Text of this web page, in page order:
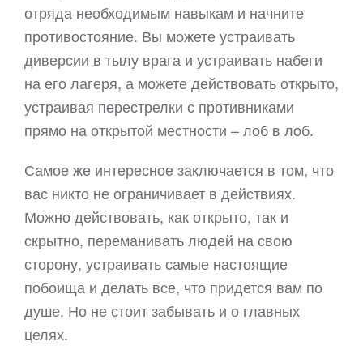
отряда необходимым навыкам и начните
противостояние. Вы можете устраивать
диверсии в тылу врага и устраивать набеги
на его лагеря, а можете действовать открыто,
устраивая перестрелки с противниками
прямо на открытой местности – лоб в лоб.
Самое же интересное заключается в том, что
вас никто не ограничивает в действиях.
Можно действовать, как открыто, так и
скрытно, переманивать людей на свою
сторону, устраивать самые настоящие
побоища и делать все, что придется вам по
душе. Но не стоит забывать и о главных
целях.